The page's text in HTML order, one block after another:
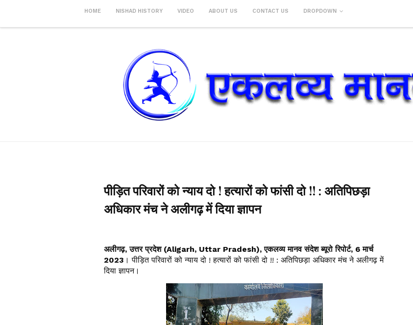
HOME NISHAD HISTORY VIDEO ABOUT US CONTACT US DROPDOWN
पीड़ित परिवारों को न्याय दो ! हत्यारों को फांसी दो !! : अतिपिछड़ा
अधिकार मंच ने अलीगढ़ में दिया ज्ञापन
अलीगढ़, उत्तर प्रदेश (Aligarh, Uttar Pradesh), एकलव्य मानव संदेश ब्यूरो रिपोर्ट, 6 मार्च
2023 । पीड़ित परिवारों को न्याय दो ! हत्यारों को फांसी दो !! : अतिपिछड़ा अधिकार मंच ने अलीगढ़ में
दिया ज्ञापन।